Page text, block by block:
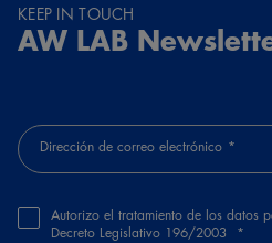
KEEP IN TOUCH
AW LAB
Dirección de correo electrónico
Autorizo el tratamiento de los datos
Decreto Legislativo 196/2003